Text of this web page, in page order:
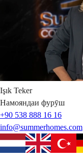
Işık Teker
Намояндаи фурӯш
+90 538 888 16 16
info@summerhomes.com